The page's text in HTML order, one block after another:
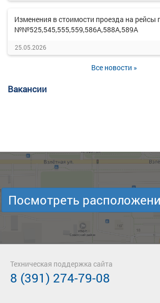
Изменения в стоимости проезда на
№№525,545,555,559,586А,588А,589А
25.05.2026
Все новости »
Вакансии
Посмотреть
Техническая поддержка сайта
8 (391) 274-79-08